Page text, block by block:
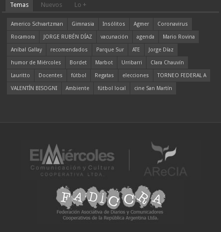
Temas Nuevos Lo +
Americo Schvartzman Gimnasia Insólitos Agmer
Coronavirus
Rocamora
JORGE RUBÉN DÍAZ vacunación agenda
Mario Rovina
Aníbal Gallay
recomendados Parque Sur ATE
Jorge Díaz
humor de Miércoles
Bordet Marbot Urribarri
Clara Chauvín
Lauritto
Docentes fútbol Regatas elecciones
TORNEO FEDERAL A
VALENTÍN BISOGNI
Ambiente fútbol local cine San Martín